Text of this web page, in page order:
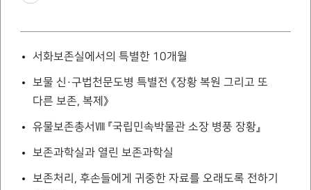
서화보존실에서의 특별한 10개월
보물 신·구법천문도병 특별전 《장황 복원 그리고 또
다른 보존, 복제》
유물보존총서Ⅷ 『국립민속박물관 소장 병풍 장황』
보존과학실과 열린 보존과학실
보존처리, 후손들에게 귀중한 자료를 오래도록 전하기